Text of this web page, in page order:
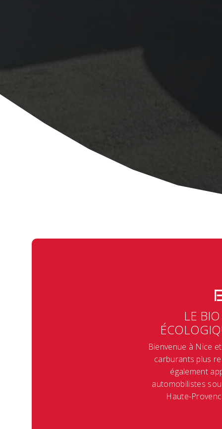
LE
Bienvenue à Nice
carburants plus
également
automobilistes
Haute-